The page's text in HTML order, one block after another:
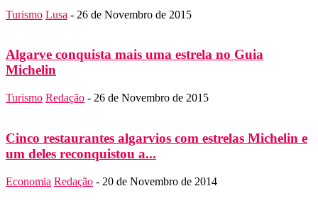
Turismo Lusa - 26 de Novembro de 2015
Algarve conquista mais uma estrela no Guia
Michelin
Turismo Redação - 26 de Novembro de 2015
Cinco restaurantes algarvios com estrelas Michelin e
um deles reconquistou a...
Economia Redação - 20 de Novembro de 2014